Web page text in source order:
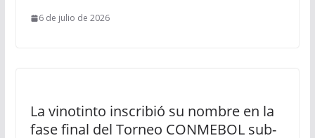
6 de julio de 2026
La vinotinto inscribió su nombre en la
fase final del Torneo CONMEBOL sub-